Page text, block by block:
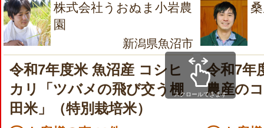
株式会社うおぬま小岩農
園
新潟県魚沼市
令和7年度米 魚沼産 コシヒ
カリ「ツバメの飛び交う棚
田米」（特別栽培米）
令和7年
農産の
スクロールできます